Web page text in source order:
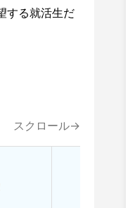
する就活生だ
スクロール→
添削